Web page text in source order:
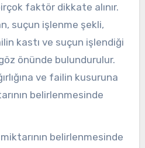
faktör dikkate alınır.
suçun işlenme şekli,
kastı ve suçun işlendiği
önünde bulundurulur.
ve failin kusuruna
belirlenmesinde
belirlenmesinde